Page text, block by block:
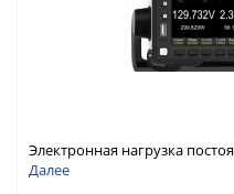
Электронная нагрузка
В, 60 А, 300 Вт
Далее